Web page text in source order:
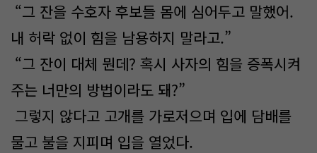
“그 잔을 수호자 후보들 몸에 심어두고 말했어.
내 허락 없이 힘을 남용하지 말라고.”
“그 잔이 대체 뭔데? 혹시 사자의 힘을 증폭시켜
주는 너만의 방법이라도 돼?”
그렇지 않다고 고개를 가로저으며 입에 담배를
물고 불을 지피며 입을 열었다.